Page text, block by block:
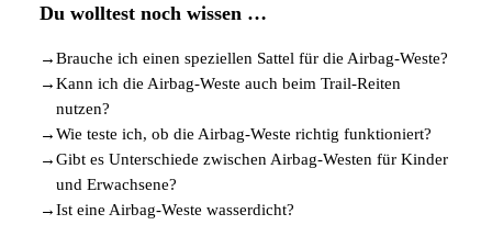
Du wolltest noch wissen …
→Brauche ich einen speziellen Sattel für die Airbag-Weste?
→Kann ich die Airbag-Weste auch beim Trail-Reiten
nutzen?
→Wie teste ich, ob die Airbag-Weste richtig funktioniert?
→Gibt es Unterschiede zwischen Airbag-Westen für Kinder
und Erwachsene?
→Ist eine Airbag-Weste wasserdicht?